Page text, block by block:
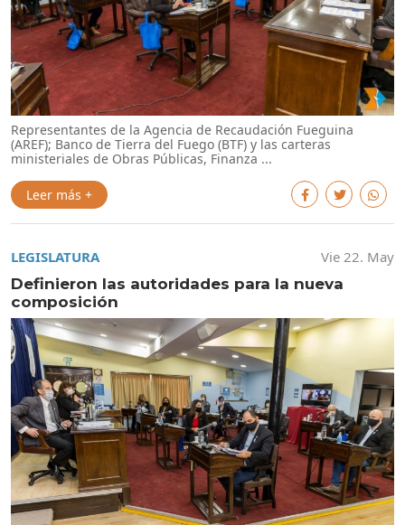
Representantes de la Agencia de Recaudación Fueguina
(AREF); Banco de Tierra del Fuego (BTF) y las carteras
ministeriales de Obras Públicas, Finanza ...
Leer más +
LEGISLATURA
Vie 22. May
Definieron las autoridades para la nueva
composición